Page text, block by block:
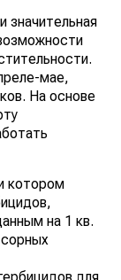
значительная
мае,
На основе
котором
на 1 кв.